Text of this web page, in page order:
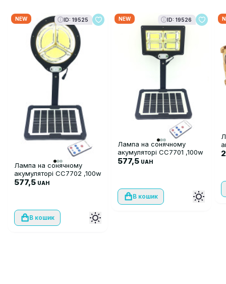
NEW ID: 19525
Лампа на сонячному
акумуляторі CC7702 ,100w
577,5 UAH
В кошик
NEW ID: 19526
Лампа на сонячному
акумуляторі CC7701 ,100w
577,5 UAH
В кошик